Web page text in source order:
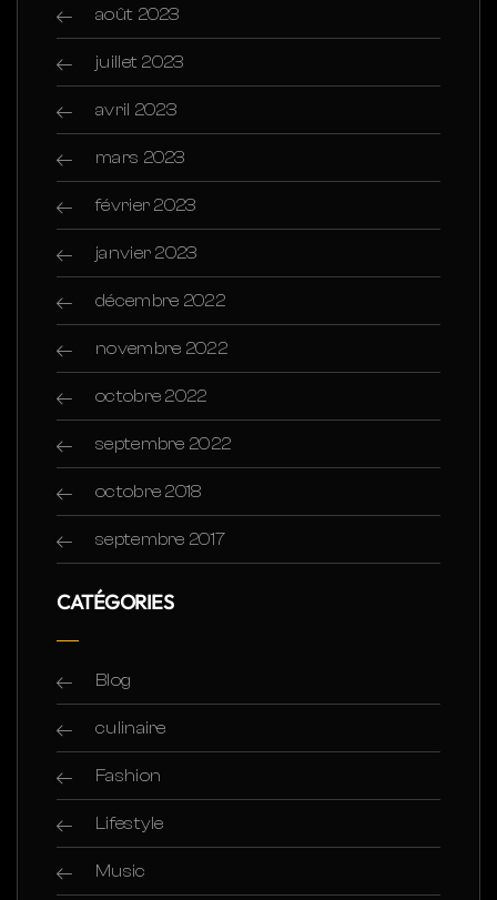
août 2023
juillet 2023
avril 2023
mars 2023
février 2023
janvier 2023
décembre 2022
novembre 2022
octobre 2022
septembre 2022
octobre 2018
septembre 2017
CATÉGORIES
Blog
culinaire
Fashion
Lifestyle
Music